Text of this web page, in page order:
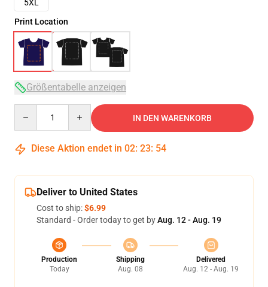
5XL
Print Location
Größentabelle anzeigen
IN DEN WARENKORB
Diese Aktion endet in 02: 23: 54
Deliver to United States
Cost to ship:$6.99
Standard - Order today to get byAug. 12 - Aug. 19
Production
Today
Shipping
Aug. 08
Delivered
Aug. 12 - Aug. 19